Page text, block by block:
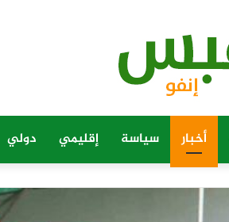
أخبار سياسة إقليمي دولي